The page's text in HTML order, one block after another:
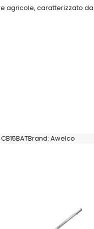
agricole, caratterizzato da
CB15BATBrand: Awelco